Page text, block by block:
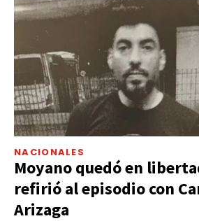
NACIONALES
Moyano quedó en
refirió al episodio con
Arizaga